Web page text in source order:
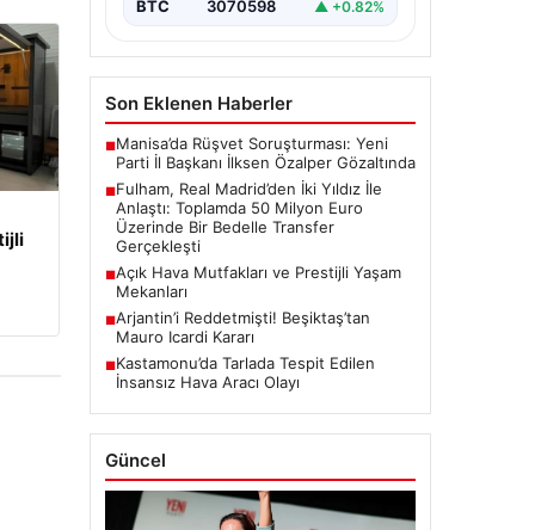
önemli bir adım attı. İngiltere
BTC 3070598 ▲ +0.82%
Son Eklenen Haberler
■Manisa’da Rüşvet Soruşturması: Yeni
Parti İl Başkanı İlksen Özalper Gözaltında
■Fulham, Real Madrid’den İki Yıldız İle
Anlaştı: Toplamda 50 Milyon Euro
Üzerinde Bir Bedelle Transfer
Gerçekleşti
■Açık Hava Mutfakları ve Prestijli Yaşam
Mekanları
■Arjantin’i Reddetmişti! Beşiktaş’tan
Mauro Icardi Kararı
■Kastamonu’da Tarlada Tespit Edilen
İnsansız Hava Aracı Olayı
Güncel